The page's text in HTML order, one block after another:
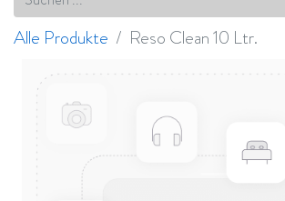
Alle Produkte Reso Clean 10 Ltr.